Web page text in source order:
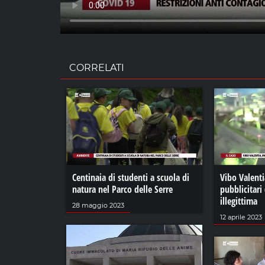
CORRELATI
Centinaia di studenti a scuola di
natura nel Parco delle Serre
28 maggio 2023
Vibo
pubblicitari
illegittima
12 aprile 2023